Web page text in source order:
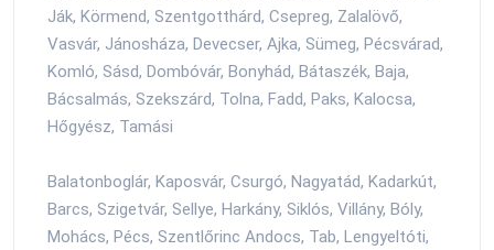
Ják, Körmend, Szentgotthárd, Csepreg, Zalalövő,
Vasvár, Jánosháza, Devecser, Ajka, Sümeg, Pécsvárad,
Komló, Sásd, Dombóvár, Bonyhád, Bátaszék, Baja,
Bácsalmás, Szekszárd, Tolna, Fadd, Paks, Kalocsa,
Hőgyész, Tamási
Balatonboglár, Kaposvár, Csurgó, Nagyatád, Kadarkút,
Barcs, Szigetvár, Sellye, Harkány, Siklós, Villány, Bóly,
Mohács, Pécs, Szentlőrinc Andocs, Tab, Lengyeltóti,